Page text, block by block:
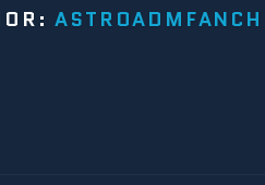
ASTROADMFANCH